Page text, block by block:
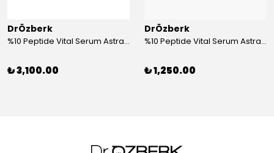
DrÖzberk
%10 Peptide Vital Serum Astragalus & Ginseng Extract 30 mL
₺ 3,100.00
DrÖzberk
%10 Peptide Vital Serum Astragalus & Ginseng Extract 10 mL
₺ 1,250.00